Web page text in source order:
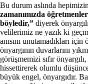
Bu durum aslında
zamanımızda
böyledir,” diyerek
velilerimiz ne yazık ki
anısını unutamadıkları
önyargının duvarlarını
görüşmemizi sıfır
hissettirerek olumlu
büyük engel, önyargıdır.